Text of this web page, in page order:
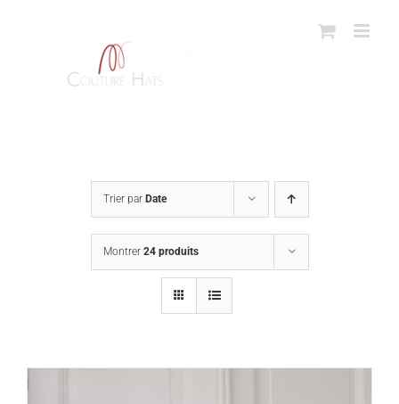
Trier par Date
Montrer 24 produits